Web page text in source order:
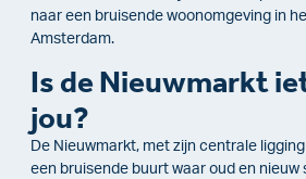
naar een bruisende woonomgeving in
Amsterdam.
Is de Nieuwmarkt
jou?
De Nieuwmarkt, met zijn centrale
een bruisende buurt waar oud en nieuw